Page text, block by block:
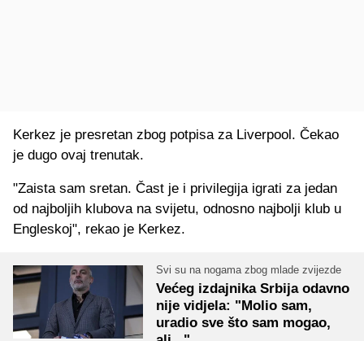
Kerkez je presretan zbog potpisa za Liverpool. Čekao
je dugo ovaj trenutak.
"Zaista sam sretan. Čast je i privilegija igrati za jedan
od najboljih klubova na svijetu, odnosno najbolji klub u
Engleskoj", rekao je Kerkez.
Svi su na nogama zbog mlade zvijezde
Većeg izdajnika Srbija odavno
nije vidjela: "Molio sam,
uradio sve što sam mogao,